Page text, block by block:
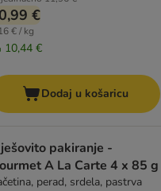
€
€ / kg
10,44 €
Dodaj u košaricu
pakiranje -
A La Carte 4 x 85 g
perad, srdela, pastrva